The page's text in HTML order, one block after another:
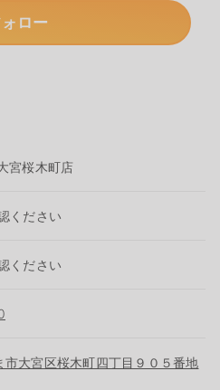
ロー
宮桜木町店
ください
ください
市大宮区桜木町四丁目９０５番地